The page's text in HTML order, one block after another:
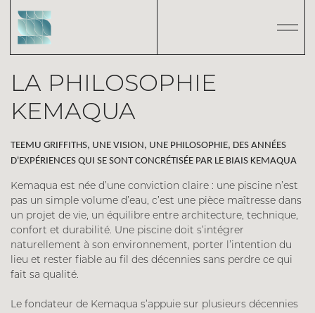
LA PHILOSOPHIE
KEMAQUA
TEEMU GRIFFITHS, UNE VISION, UNE PHILOSOPHIE, DES ANNÉES
D'EXPÉRIENCES QUI SE SONT CONCRÉTISÉE PAR LE BIAIS KEMAQUA
Kemaqua est née d’une conviction claire : une piscine n’est
pas un simple volume d’eau, c’est une pièce maîtresse dans
un projet de vie, un équilibre entre architecture, technique,
confort et durabilité. Une piscine doit s’intégrer
naturellement à son environnement, porter l’intention du
lieu et rester fiable au fil des décennies sans perdre ce qui
fait sa qualité.
Le fondateur de Kemaqua s’appuie sur plusieurs décennies